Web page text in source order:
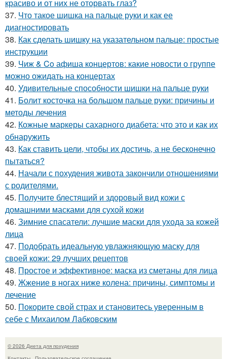
красиво и от них не оторвать глаз?
37. Что такое шишка на пальце руки и как ее
диагностировать
38. Как сделать шишку на указательном пальце: простые
инструкции
39. Чиж & Co афиша концертов: какие новости о группе
можно ожидать на концертах
40. Удивительные способности шишки на пальце руки
41. Болит косточка на большом пальце руки: причины и
методы лечения
42. Кожные маркеры сахарного диабета: что это и как их
обнаружить
43. Как ставить цели, чтобы их достичь, а не бесконечно
пытаться?
44. Начали с похудения живота закончили отношениями
с родителями.
45. Получите блестящий и здоровый вид кожи с
домашними масками для сухой кожи
46. Зимние спасатели: лучшие маски для ухода за кожей
лица
47. Подобрать идеальную увлажняющую маску для
своей кожи: 29 лучших рецептов
48. Простое и эффективное: маска из сметаны для лица
49. Жжение в ногах ниже колена: причины, симптомы и
лечение
50. Покорите свой страх и становитесь уверенным в
себе с Михаилом Лабковским
© 2026 Диета для похудения